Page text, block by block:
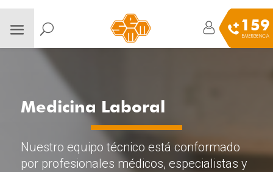
159
EMERGENCIA
Medicina Laboral
Nuestro equipo técnico está conformado
por profesionales médicos, especialistas y